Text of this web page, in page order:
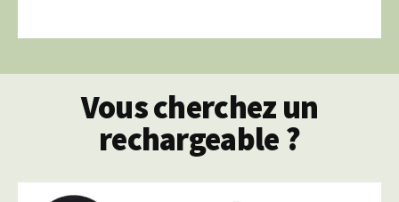
Vous cherchez un
rechargeable ?